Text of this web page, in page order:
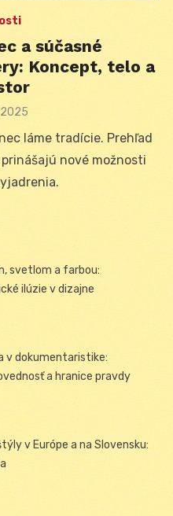
a súčasné
Koncept, telo a
2025
láme tradície. Prehľad
nové možnosti
svetlom a farbou:
ilúzie v dizajne
v dokumentaristike:
a hranice pravdy
v Európe a na Slovensku: